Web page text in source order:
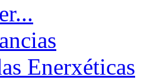
Enerxéticas